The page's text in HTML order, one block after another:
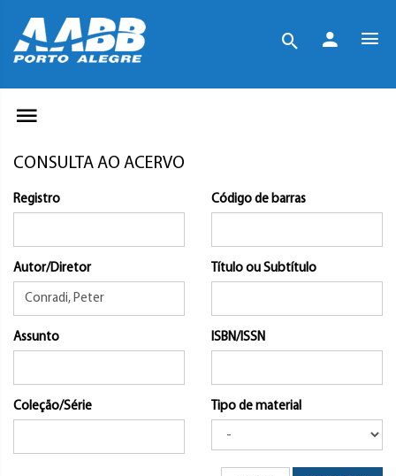
CONSULTA AO ACERVO
Registro Código de barras
Autor/Diretor Título ou Subtítulo
Assunto ISBN/ISSN
Coleção/Série Tipo de material